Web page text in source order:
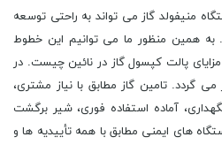
منیفولد گاز می تواند به راحتی توسعه
به همین منظور ما می توانیم این خطوط
مزایای پالت کپسول گاز در نائین چیست. در
گردد. تامین گاز مطابق با نیاز مشتری،
آماده استفاده فوری، شیر برگشت
های ایمنی مطابق با همه تأییدیه ها و